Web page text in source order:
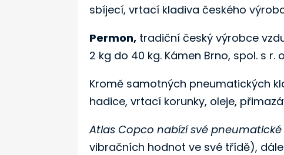
sbíjecí, vrtací kladiva českého
Permon, tradiční český výrobce
2 kg do 40 kg. Kámen Brno, spol. s
Kromě samotných pneumatických
hadice, vrtací korunky, oleje,
Atlas Copco nabízí své
vibračních hodnot ve své třídě),